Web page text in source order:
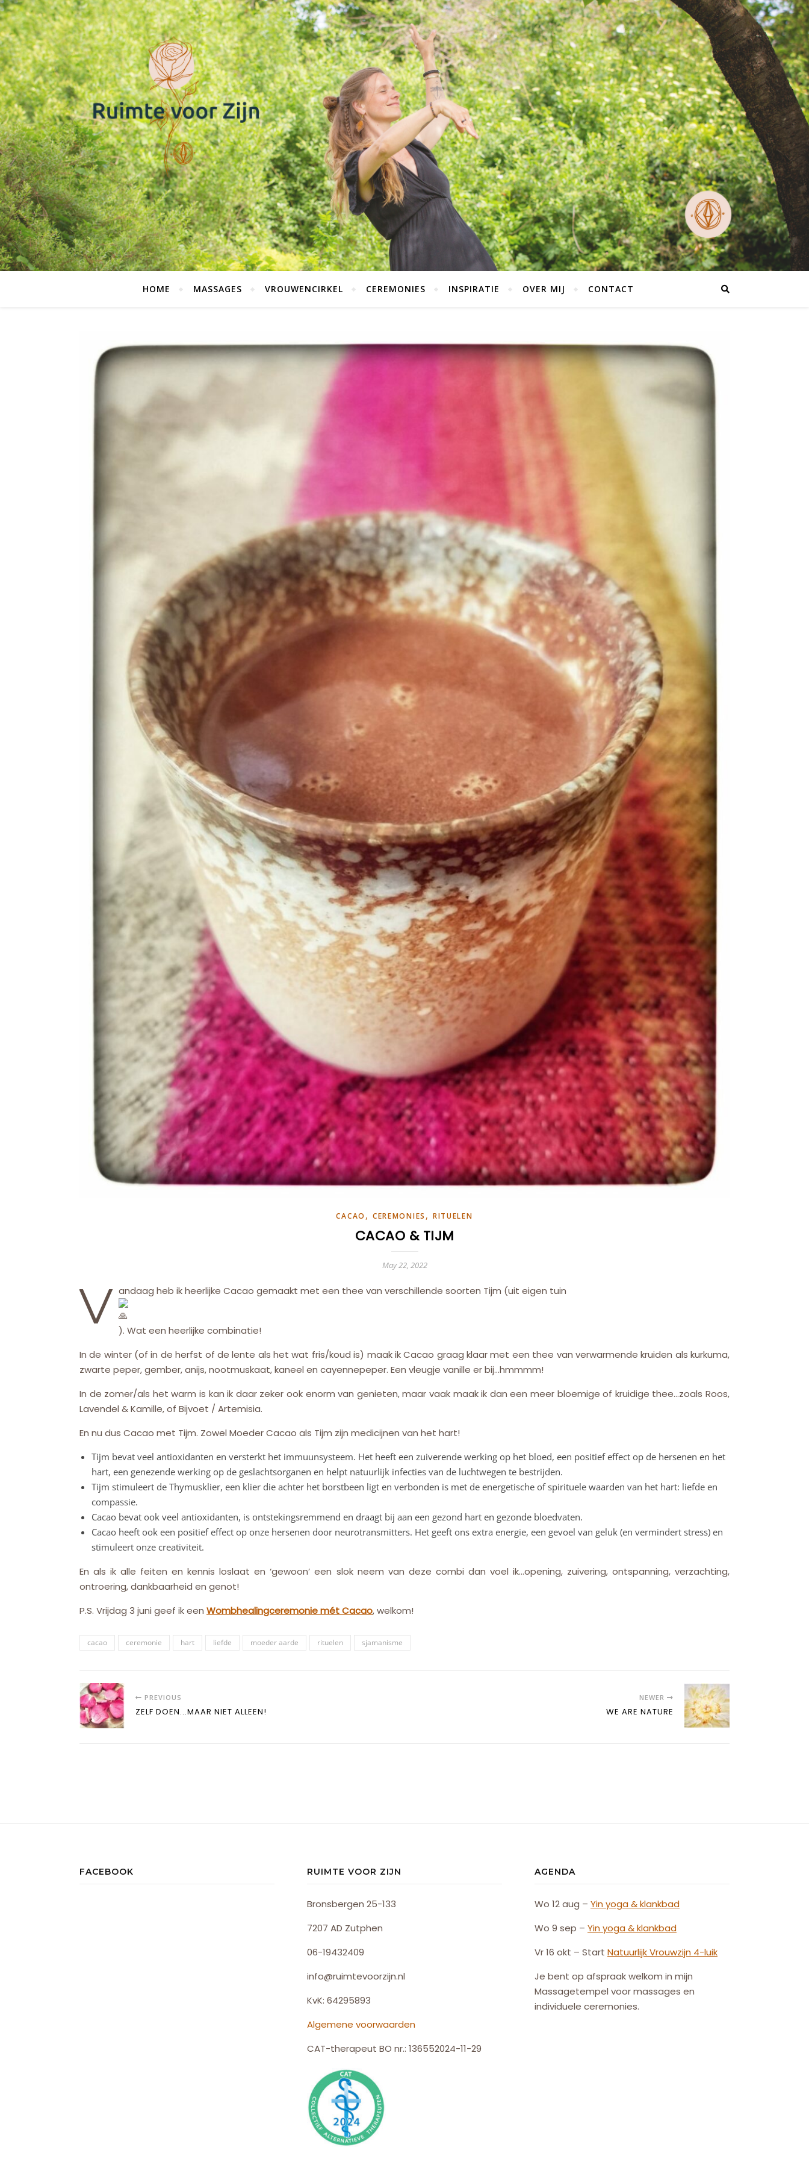
HOME MASSAGES VROUWENCIRKEL CEREMONIES INSPIRATIE OVER MIJ CONTACT
CACAO , CEREMONIES , RITUELEN
CACAO & TIJM
May 22, 2022
V andaag heb ik heerlijke Cacao gemaakt met een thee van verschillende soorten Tijm (uit eigen tuin
). Wat een heerlijke combinatie!
In de winter (of in de herfst of de lente als het wat fris/koud is) maak ik Cacao graag klaar met een thee van verwarmende kruiden als kurkuma,
zwarte peper, gember, anijs, nootmuskaat, kaneel en cayennepeper. Een vleugje vanille er bij…hmmmm!
In de zomer/als het warm is kan ik daar zeker ook enorm van genieten, maar vaak maak ik dan een meer bloemige of kruidige thee…zoals Roos,
Lavendel & Kamille, of Bijvoet / Artemisia.
En nu dus Cacao met Tijm. Zowel Moeder Cacao als Tijm zijn medicijnen van het hart!
Tijm bevat veel antioxidanten en versterkt het immuunsysteem. Het heeft een zuiverende werking op het bloed, een positief effect op de hersenen en het
hart, een genezende werking op de geslachtsorganen en helpt natuurlijk infecties van de luchtwegen te bestrijden.
Tijm stimuleert de Thymusklier, een klier die achter het borstbeen ligt en verbonden is met de energetische of spirituele waarden van het hart: liefde en
compassie.
Cacao bevat ook veel antioxidanten, is ontstekingsremmend en draagt bij aan een gezond hart en gezonde bloedvaten.
Cacao heeft ook een positief effect op onze hersenen door neurotransmitters. Het geeft ons extra energie, een gevoel van geluk (en vermindert stress) en
stimuleert onze creativiteit.
En als ik alle feiten en kennis loslaat en ‘gewoon’ een slok neem van deze combi dan voel ik…opening, zuivering, ontspanning, verzachting,
ontroering, dankbaarheid en genot!
P.S. Vrijdag 3 juni geef ik een Wombhealingceremonie mét Cacao, welkom!
cacao ceremonie hart liefde moeder aarde rituelen sjamanisme
PREVIOUS
ZELF DOEN...MAAR NIET ALLEEN!
NEWER
WE ARE NATURE
FACEBOOK RUIMTE VOOR ZIJN
Bronsbergen 25-133
7207 AD Zutphen
06-19432409
info@ruimtevoorzijn.nl
KvK: 64295893
Algemene voorwaarden
CAT-therapeut BO nr.: 136552024-11-29
AGENDA
Wo 12 aug – Yin yoga & klankbad
Wo 9 sep – Yin yoga & klankbad
Vr 16 okt – Start NatuurlijkVrouwzijn 4-luik
Je bent op afspraak welkom in mijn
Massagetempel voor massages en
individuele ceremonies.